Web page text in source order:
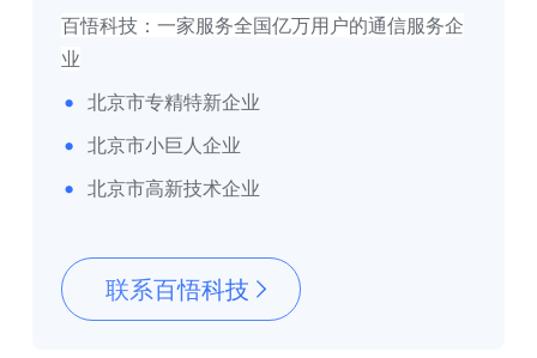
百悟科技：一家服务全国亿万用户的通信服务企
业
北京市专精特新企业
北京市小巨人企业
北京市高新技术企业
联系百悟科技